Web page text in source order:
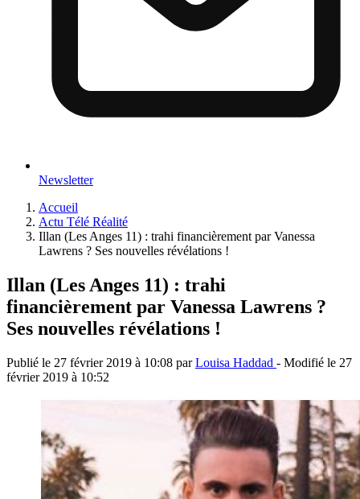
Newsletter
Accueil
Actu Télé Réalité
Illan (Les Anges 11) : trahi financièrement par Vanessa
Lawrens ? Ses nouvelles révélations !
Illan (Les Anges 11) : trahi
financièrement par Vanessa Lawrens ?
Ses nouvelles révélations !
Publié le 27 février 2019 à 10:08 parLouisa Haddad - Modifié le 27
février 2019 à 10:52